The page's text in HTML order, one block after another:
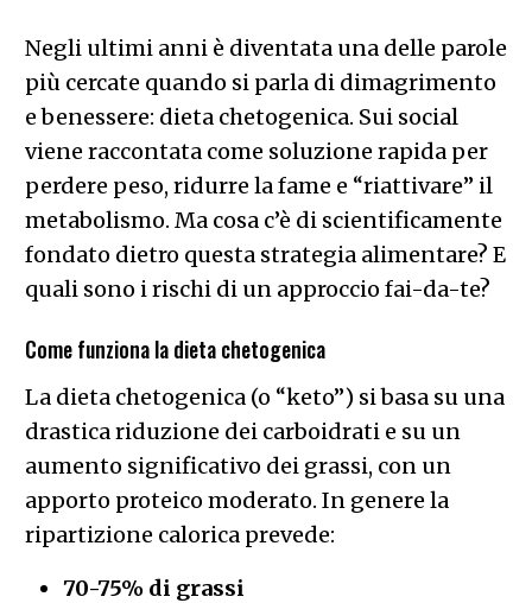
Negli ultimi anni è diventata una delle parole
più cercate quando si parla di dimagrimento
e benessere: dieta chetogenica. Sui social
viene raccontata come soluzione rapida per
perdere peso, ridurre la fame e “riattivare” il
metabolismo. Ma cosa c’è di scientificamente
fondato dietro questa strategia alimentare? E
quali sono i rischi di un approccio fai-da-te?
Come funziona la dieta chetogenica
La dieta chetogenica (o “keto”) si basa su una
drastica riduzione dei carboidrati e su un
aumento significativo dei grassi, con un
apporto proteico moderato. In genere la
ripartizione calorica prevede:
70-75% di grassi